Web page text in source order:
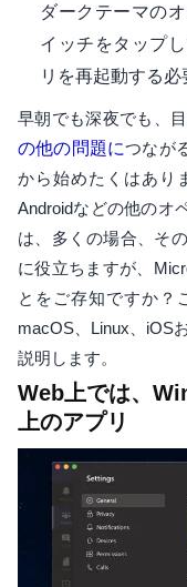
ダークテーマの
イッチをタップ
リを再起動する必
早朝でも深夜でも、
の他の問題につなが
から始めたくはあり
Androidなどの他のオ
は、多くの場合、そ
に役立ちますが、
とをご存知ですか？
macOS、Linux、iOS
説明します。
Web上では、
上のアプリ